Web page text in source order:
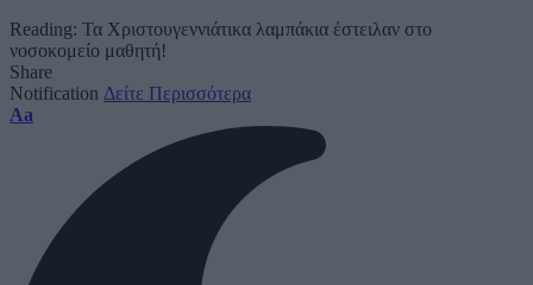
Reading: Τα Χριστουγεννιάτικα λαμπάκια έστειλαν στο
νοσοκομείο μαθητή!
Share
Notification Δείτε Περισσότερα
Font
Aa